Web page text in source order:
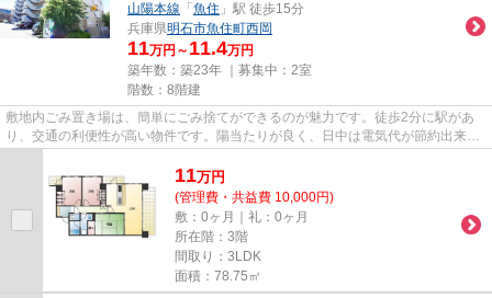
山陽本線 「 魚住 」駅 徒歩15分
兵庫県明石市魚住町西岡
11万円～ 11.4万円
築年数：築23年 ｜募集中： 2室
階数：8階建
敷地内ごみ置き場は、簡単にごみ捨てができるのが魅力です。徒歩2分に駅があ
り、交通の利便性が高い物件です。陽当たりが良く、日中は電気代が節約出来ま
11万円
(管理費・共益費 10,000円)
敷：0ヶ月｜礼：0ヶ月
所在階：3階
間取り：3LDK
面積：78.75㎡